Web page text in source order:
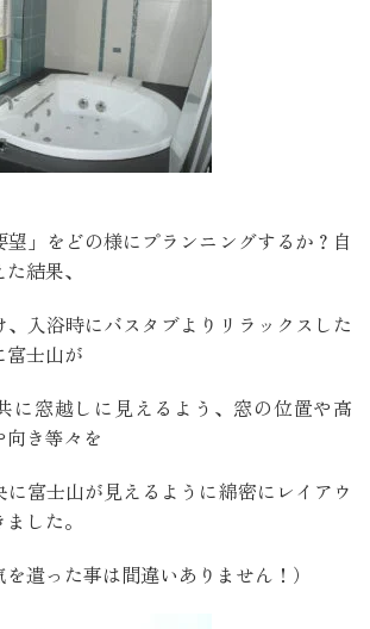
望」をどの様にプランニングするか？自
結果、
、入浴時にバスタブよりリラックスした
士山が
に窓越しに見えるよう、窓の位置や高
向き等々を
富士山が見えるように綿密にレイアウ
した。
を遣った事は間違いありません！）